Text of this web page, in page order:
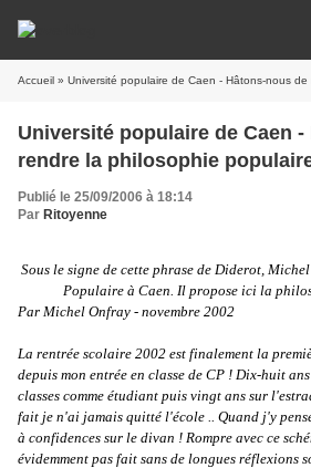
Accueil » Université populaire de Caen - Hâtons-nous
Université populaire de Caen
rendre la philosophie
Publié le 25/09/2006 à 18:14
Par Ritoyenne
Sous le signe de cette phrase de Diderot,
Populaire à Caen. Il propose ici la
Par Michel Onfray - novembre 2002
La rentrée scolaire 2002 est finalement la
depuis mon entrée en classe de CP ! Dix-huit
classes comme étudiant puis vingt ans sur
fait je n'ai jamais quitté l'école .. Quand j'y
à confidences sur le divan ! Rompre avec ce
évidemment pas fait sans de longues réflexions